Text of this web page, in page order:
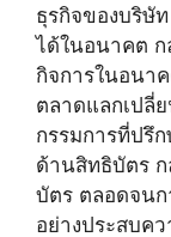
ธุรกิจของบริษั
ได้ในอนาคต ก
กิจการในอนา
ตลาดแลกเปลี่
กรรมการที่ปรึ
ด้านสิทธิบัตร ก
บัตร ตลอดจนก
อย่างประสบค